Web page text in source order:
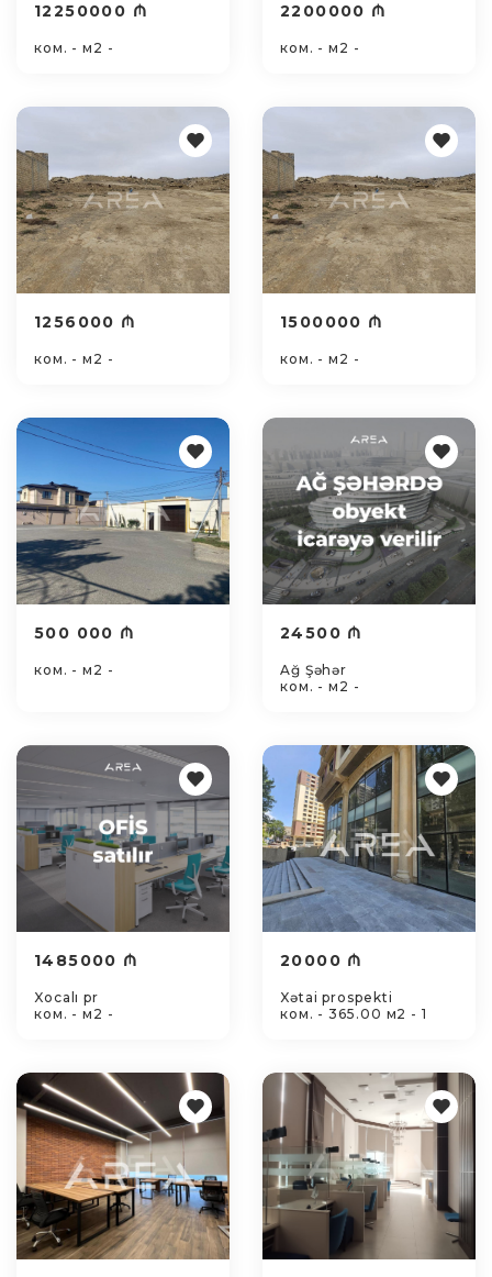
12250000 ₼
ком. - м2 -
2200000 ₼
ком. - м2 -
1256000 ₼
ком. - м2 -
1500000 ₼
ком. - м2 -
500 000 ₼
ком. - м2 -
24500 ₼
Ağ Şəhər
ком. - м2 -
1485000 ₼
Xocalı pr
ком. - м2 -
20000 ₼
Xətai prospekti
ком. - 365.00 м2 - 1